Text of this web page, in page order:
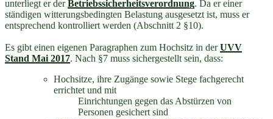
unterliegt er derBetriebssicherheitsverordnung. Da er einer
ständigen witterungsbedingten Belastung ausgesetzt ist, muss er
entsprechend kontrolliert werden (Abschnitt 2 §10).
Es gibt einen eigenen Paragraphen zum Hochsitz in derUVV
Stand Mai 2017. Nach §7 muss sichergestellt sein, dass:
Hochsitze, ihre Zugänge sowie Stege fachgerecht
errichtet und mit
Einrichtungen gegen das Abstürzen von
Personen gesichert sind